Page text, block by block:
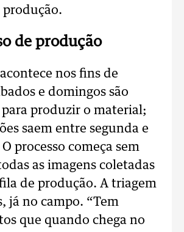
produção.
de produção
nos fins de
e domingos são
para produzir o material;
saem entre segunda e
processo começa sem
as imagens coletadas
de produção. A triagem
já no campo. “Tem
que quando chega no